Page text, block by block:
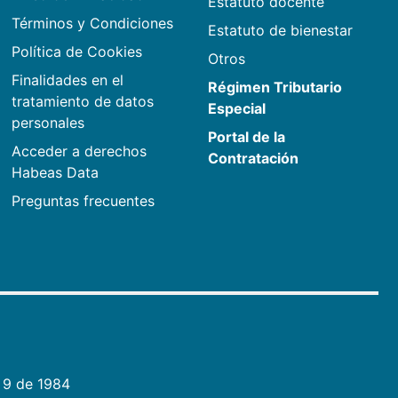
Términos y Condiciones
Política de Cookies
Finalidades en el
tratamiento de datos
personales
Acceder a derechos
Habeas Data
Preguntas frecuentes
Estatuto de bienestar
Otros
Régimen Tributario
Especial
Portal de la
Contratación
de 1984